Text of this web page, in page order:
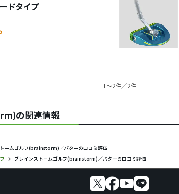
ドタイプ
1〜2件／2件
の関連情報
ームゴルフ(brainstorm)／パターの口コミ評価
ブレインストームゴルフ(brainstorm)／パターの口コミ評価